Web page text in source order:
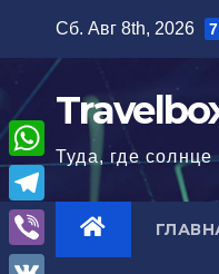
содержимому
Сб. Авг 8th, 2026
Туда, где солнце
W
h
a
T
e
V